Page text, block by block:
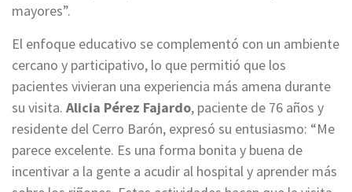
mayores”.
El enfoque educativo se complementó con un ambiente
cercano y participativo, lo que permitió que los
pacientes vivieran una experiencia más amena durante
su visita. Alicia Pérez Fajardo, paciente de 76 años y
residente del Cerro Barón, expresó su entusiasmo: “Me
parece excelente. Es una forma bonita y buena de
incentivar a la gente a acudir al hospital y aprender más